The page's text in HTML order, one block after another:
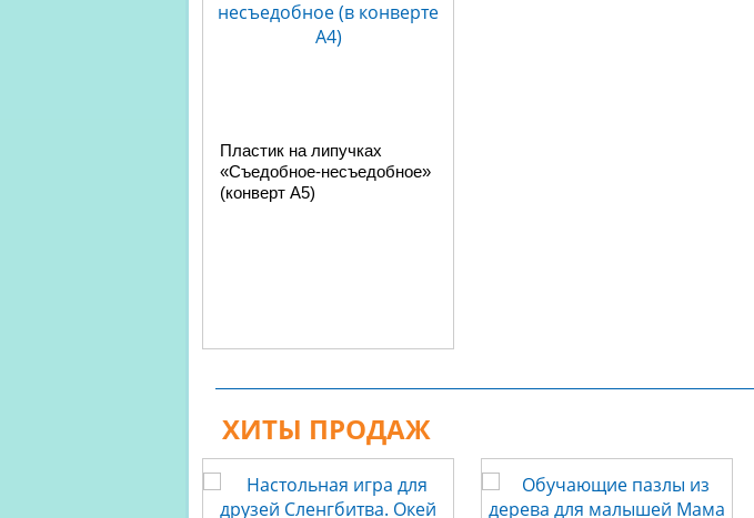
Пластик на липучках
«Съедобное-несъедобное»
(конверт A5)
ХИТЫ ПРОДАЖ